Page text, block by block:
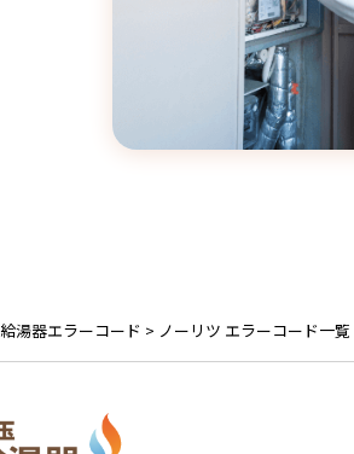
給湯器エラーコード > ノーリツ エラーコード一覧